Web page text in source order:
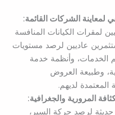
الشركات القائمة:
لمقرات الكيانات المنافسة
عاديين لرصد مستويات
الخدمات، وأنظمة خدمة
وطبيعة العروض
لديهم.
المرورية والجغرافية:
حديثة لرصد حركة السير،